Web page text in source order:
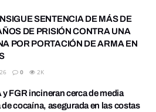
SENTENCIA DE MÁS DE
DE PRISIÓN CONTRA UNA
POR PORTACIÓN DE ARMA EN
0 2K
y FGR incineran cerca de media
cocaína, asegurada en las costas